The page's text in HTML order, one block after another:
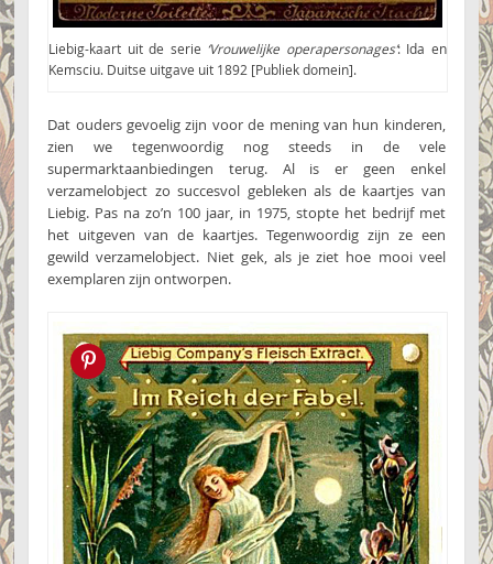
Liebig-kaart uit de serie ‘Vrouwelijke operapersonages’: Ida en
Kemsciu. Duitse uitgave uit 1892 [Publiek domein].
Dat ouders gevoelig zijn voor de mening van hun kinderen,
zien we tegenwoordig nog steeds in de vele
supermarktaanbiedingen terug. Al is er geen enkel
verzamelobject zo succesvol gebleken als de kaartjes van
Liebig. Pas na zo’n 100 jaar, in 1975, stopte het bedrijf met
het uitgeven van de kaartjes. Tegenwoordig zijn ze een
gewild verzamelobject. Niet gek, als je ziet hoe mooi veel
exemplaren zijn ontworpen.
Pin this!